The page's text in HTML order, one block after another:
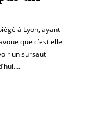
à Lyon, ayant
que c’est elle
un sursaut